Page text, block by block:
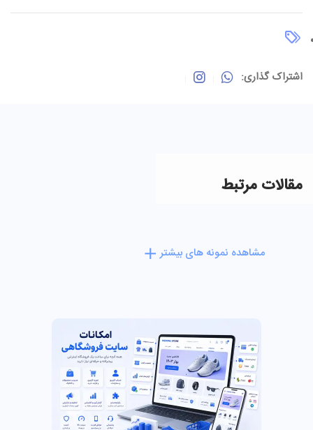
اشتراک گذاری:
مقالات مرتبط
مشاهده نمونه های بیشتر